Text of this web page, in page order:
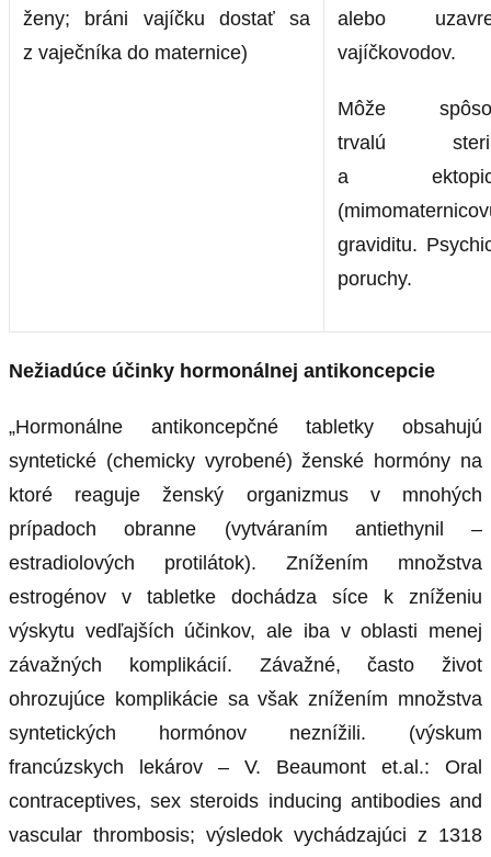
ženy; bráni vajíčku dostať sa
z vaječníka do maternice)
alebo
vajíčkovodov.
Môže
trvalú
a
graviditu.
poruchy.
Nežiadúce účinky hormonálnej antikoncepcie
„Hormonálne antikoncepčné tabletky obsahujú
syntetické (chemicky vyrobené) ženské hormóny na
ktoré reaguje ženský organizmus v mnohých
prípadoch obranne (vytváraním antiethynil –
estradiolových protilátok). Znížením množstva
estrogénov v tabletke dochádza síce k zníženiu
výskytu vedľajších účinkov, ale iba v oblasti menej
závažných komplikácií. Závažné, často život
ohrozujúce komplikácie sa však znížením množstva
syntetických hormónov neznížili. (výskum
francúzskych lekárov – V. Beaumont et.al.: Oral
contraceptives, sex steroids inducing antibodies and
vascular thrombosis; výsledok vychádzajúci z 1318